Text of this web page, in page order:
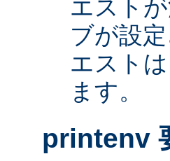
エスト
ブが設
エスト
ます。
printenv